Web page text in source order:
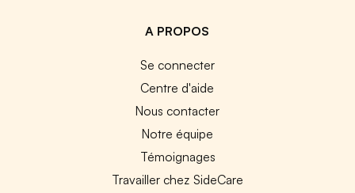
A PROPOS
Se connecter
Centre d'aide
Nous contacter
Notre équipe
Témoignages
Travailler chez SideCare